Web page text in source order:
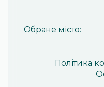
Обране місто:
Політика